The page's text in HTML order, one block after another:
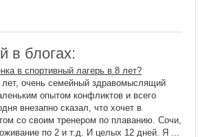
в блогах:
в спортивный лагерь в 8 лет?
очень семейный здравомыслящий
опытом конфликтов и всего
внезапно сказал, что хочет в
со своим тренером по плаванию. Сочи,
по 2 и т.д. И целых 12 дней. Я ...